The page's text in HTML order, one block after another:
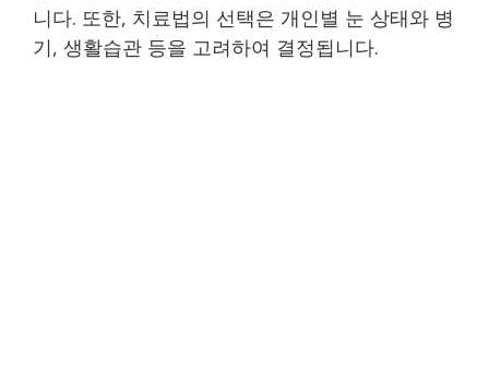
니다. 또한, 치료법의 선택은 개인별 눈 상태와 병
기, 생활습관 등을 고려하여 결정됩니다.